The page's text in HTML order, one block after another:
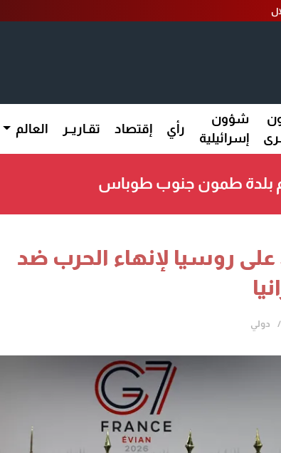
شؤون
إسرائيلية
رأي إقتصاد تقـاريــر العالم
بلدة طمون جنوب طوباس
روسيا لإنهاء الحرب ضد
دولي